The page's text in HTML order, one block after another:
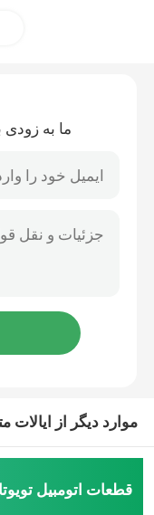
فندک ها و کویل
کشش دهنده
فیلترهای ماشین
ما به
موارد دیگر از ایالات
قطعات اتومبیل تویوتا